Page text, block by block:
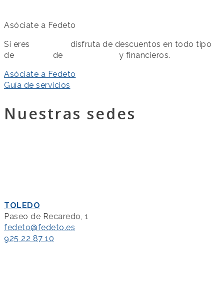
Asóciate a Fedeto
Si eres
disfruta de descuentos en todo tipo
de
de
y financieros.
Asóciate a Fedeto
Guía de servicios
Nuestras sedes
TOLEDO
Paseo de Recaredo, 1
fedeto@fedeto.es
925 22 87 10